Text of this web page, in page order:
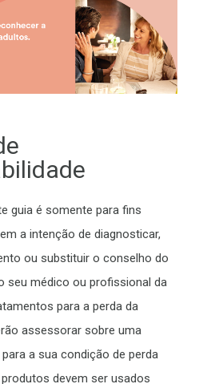
guia é somente para fins
a intenção de diagnosticar,
ou substituir o conselho do
seu médico ou profissional da
para a perda da
assessorar sobre uma
a sua condição de perda
devem ser usados